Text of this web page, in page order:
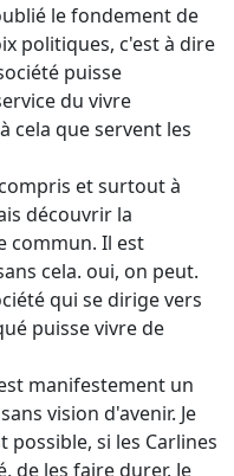
le fondement de
politiques, c'est à dire
puisse
du vivre
cela que servent les
et surtout à
découvrir la
commun. Il est
cela. oui, on peut.
qui se dirige vers
puisse vivre de
manifestement un
vision d'avenir. Je
si les Carlines
de les faire durer. Je